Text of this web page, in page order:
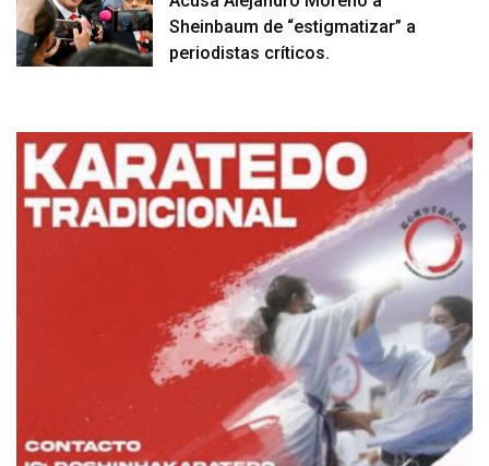
Sheinbaum de “estigmatizar” a
periodistas críticos.